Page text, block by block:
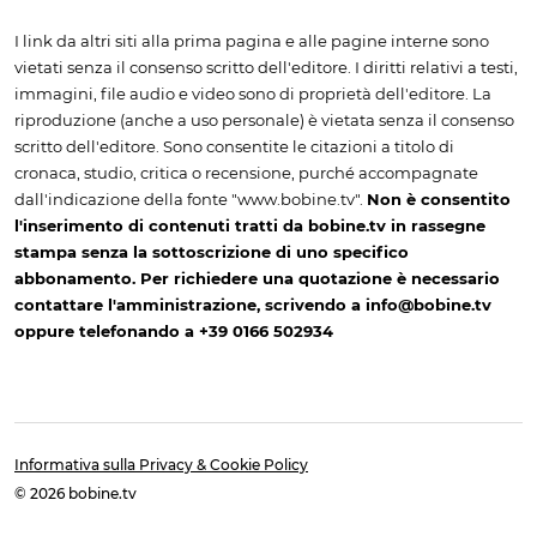
I link da altri siti alla prima pagina e alle pagine interne sono
vietati senza il consenso scritto dell'editore. I diritti relativi a testi,
immagini, file audio e video sono di proprietà dell'editore. La
riproduzione (anche a uso personale) è vietata senza il consenso
scritto dell'editore. Sono consentite le citazioni a titolo di
cronaca, studio, critica o recensione, purché accompagnate
dall'indicazione della fonte "www.bobine.tv". Non è consentito
l'inserimento di contenuti tratti da bobine.tv in rassegne
stampa senza la sottoscrizione di uno specifico
abbonamento. Per richiedere una quotazione è necessario
contattare l'amministrazione, scrivendo a info@bobine.tv
oppure telefonando a +39 0166 502934
Informativa sulla Privacy & Cookie Policy
© 2026 bobine.tv